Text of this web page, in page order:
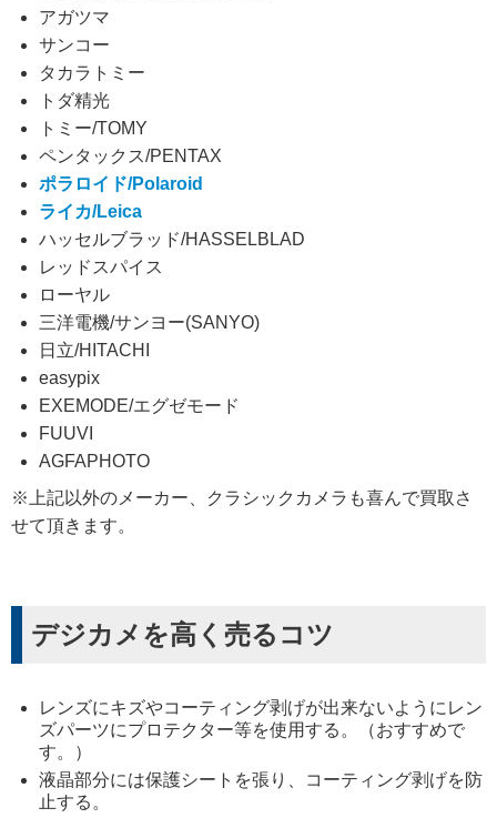
アガツマ
サンコー
タカラトミー
トダ精光
トミー/TOMY
ペンタックス/PENTAX
ポラロイド/Polaroid
ライカ/Leica
ハッセルブラッド/HASSELBLAD
レッドスパイス
ローヤル
三洋電機/サンヨー(SANYO)
日立/HITACHI
easypix
EXEMODE/エグゼモード
FUUVI
AGFAPHOTO
※上記以外のメーカー、クラシックカメラも喜んで買取さ
せて頂きます。
デジカメを高く売るコツ
レンズにキズやコーティング剥げが出来ないようにレン
ズパーツにプロテクター等を使用する。（おすすめで
す。）
液晶部分には保護シートを張り、コーティング剥げを防
止する。